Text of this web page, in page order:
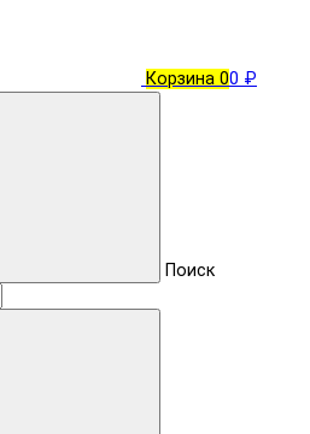
Корзина 00 ₽
Поиск